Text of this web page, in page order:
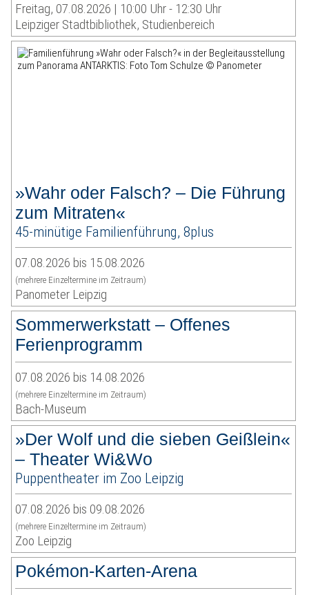
Freitag, 07.08.2026 | 10:00 Uhr - 12:30 Uhr
Leipziger Stadtbibliothek, Studienbereich
»Wahr oder Falsch? – Die Führung
zum Mitraten«
45-minütige Familienführung, 8plus
07.08.2026 bis 15.08.2026
(mehrere Einzeltermine im Zeitraum)
Panometer Leipzig
Sommerwerkstatt – Offenes
Ferienprogramm
07.08.2026 bis 14.08.2026
(mehrere Einzeltermine im Zeitraum)
Bach-Museum
»Der Wolf und die sieben Geißlein«
– Theater Wi&Wo
Puppentheater im Zoo Leipzig
07.08.2026 bis 09.08.2026
(mehrere Einzeltermine im Zeitraum)
Zoo Leipzig
Pokémon-Karten-Arena